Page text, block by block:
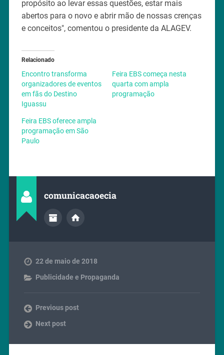
propósito ao levar essas questões, estar mais
abertos para o novo e abrir mão de nossas crenças
e conceitos", comentou o presidente da ALAGEV.
Relacionado
Encontro transforma
organizadores de eventos
em fãs do Destino
Iguassu
Feira EBS começa nesta
quarta com ampla
programação
Feira EBS oferece ampla
programação em São
Paulo
comunicacaoecia
22 de maio de 2018
Publicidade e Propaganda
Previous post
Next post